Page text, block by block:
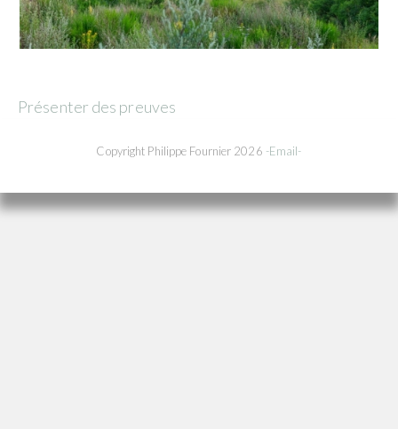
Présenter des preuves
Copyright Philippe Fournier 2026 -Email-